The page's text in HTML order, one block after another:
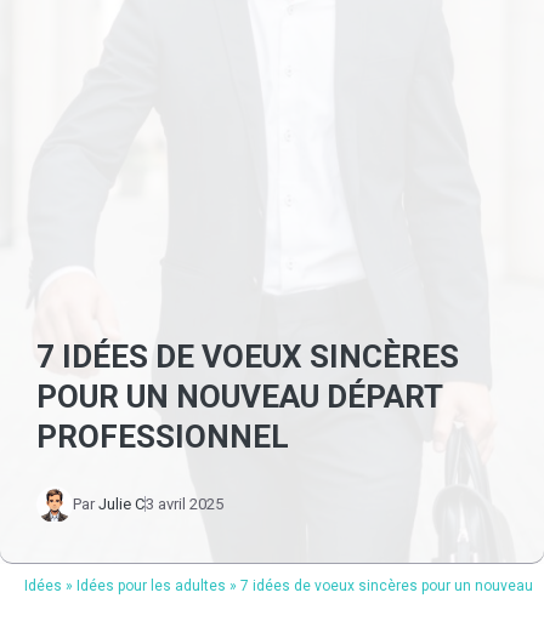
7 IDÉES DE VOEUX SINCÈRES
POUR UN NOUVEAU DÉPART
PROFESSIONNEL
ParJulie C3 avril 2025
Idées » Idées pour les adultes » 7 idées de voeux sincères pour un nouveau